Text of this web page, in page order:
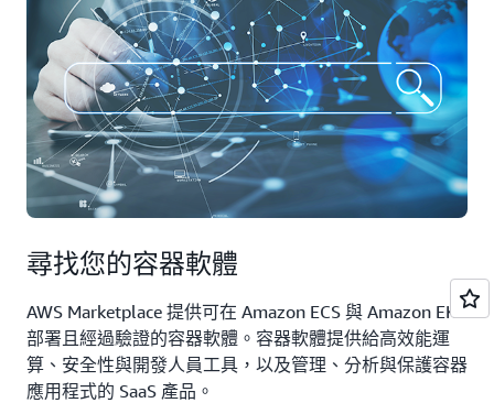
尋找您的容器軟體
AWS Marketplace 提供可在 Amazon ECS 與 Amazon EKS
部署且經過驗證的容器軟體。容器軟體提供給高效能運
算、安全性與開發人員工具，以及管理、分析與保護容器
應用程式的 SaaS 產品。